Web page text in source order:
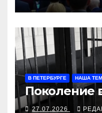
В ПЕТЕРБУРГЕ НАША
Поколение
27.07.2026